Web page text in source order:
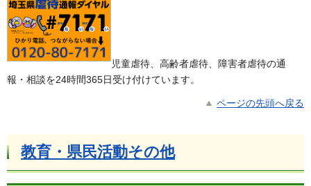
児童虐待、高齢者虐待、障害者虐待の通
報・相談を24時間365日受け付けています。
ページの先頭へ戻る
教育・県民活動その他